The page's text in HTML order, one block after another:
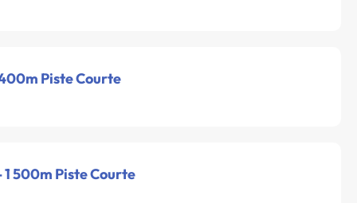
Piste Courte
500m Piste Courte